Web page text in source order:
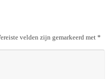
velden zijn gemarkeerd met *